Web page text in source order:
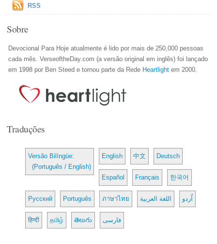
RSS
Sobre
Devocional Para Hoje atualmente é lido por mais de 250,000 pessoas
cada mês. VerseoftheDay.com (a versão original em inglês) foi lançado
em 1998 por Ben Steed e tornou parte da Rede Heartlight em 2000.
Traduções
Versão Bilíngüe:
(Português / English)
English 中文 Deutsch
Español Français 한국어
Русский Português ภาษาไทย اللغة العربية اُردو
हिन्दी தமிழ் తెలుగు فارسی